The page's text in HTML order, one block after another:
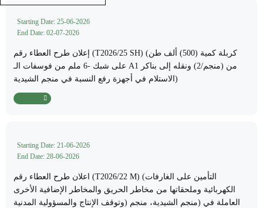
Starting Date: 25-06-2026
End Date: 02-07-2026
إعلان طرح العطاء رقم (T2026/25 SH) (كربلة كمية (500) ألف طن
على شبك -6 ملم من فوسفات الـ A1 من (منجم/2) ونقله إلى بناكر
الاستلام في أجهزة رفع النسبة في منجم الشيدية)
Read More
Starting Date: 21-06-2026
End Date: 28-06-2026
اعلان طرح العطاء رقم (T2026/22 M) (التأمين على الغارفات
الكهربائية وملحقاتها من مخاطر الحريق والمخاطر الإضافية الأخرى
وتوقف الإنتاج والمسؤولية المدنية) العاملة في (منجم الشيدية، منجم